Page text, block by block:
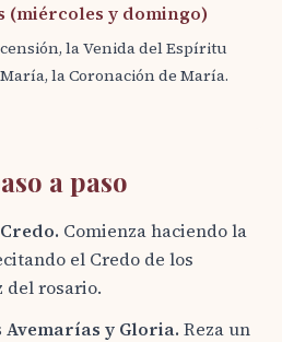
(miércoles y domingo)
la Venida del Espíritu
la Coronación de María.
a paso
Comienza haciendo la
el Credo de los
del rosario.
y Gloria. Reza un